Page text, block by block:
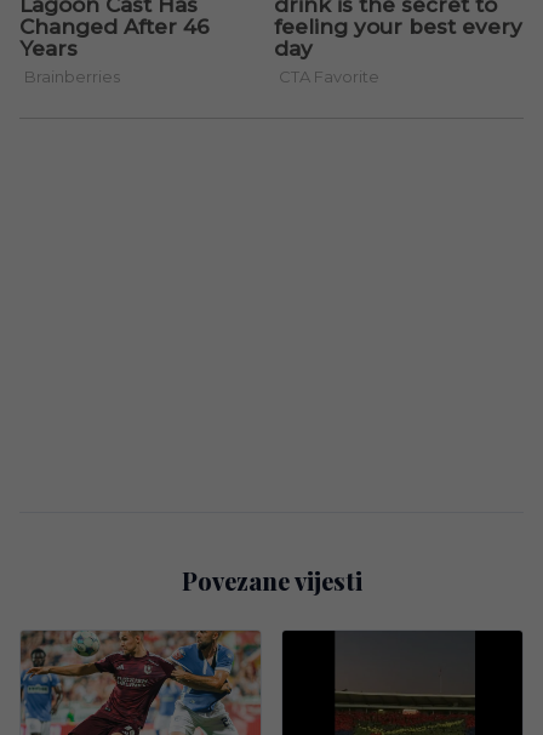
Povezane vijesti